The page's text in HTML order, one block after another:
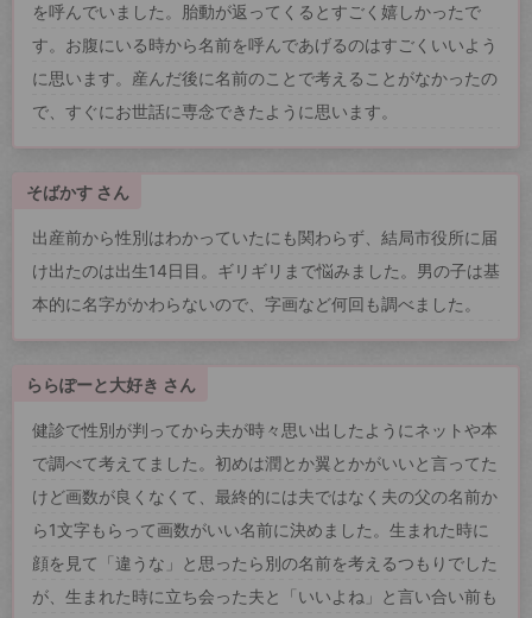
を呼んでいました。胎動が返ってくるとすごく嬉しかったで
す。お腹にいる時から名前を呼んであげるのはすごくいいよう
に思います。産んだ後に名前のことで考えることがなかったの
で、すぐにお世話に専念できたように思います。
そばかす さん
出産前から性別はわかっていたにも関わらず、結局市役所に届
け出たのは出生14日目。ギリギリまで悩みました。男の子は基
本的に名字がかわらないので、字画など何回も調べました。
ららぽーと大好き さん
健診で性別が判ってから夫が時々思い出したようにネットや本
で調べて考えてました。初めは潤とか翼とかがいいと言ってた
けど画数が良くなくて、最終的には夫ではなく夫の父の名前か
ら1文字もらって画数がいい名前に決めました。生まれた時に
顔を見て「違うな」と思ったら別の名前を考えるつもりでした
が、生まれた時に立ち会った夫と「いいよね」と言い合い前も